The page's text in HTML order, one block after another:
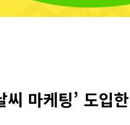
마케팅’ 도입